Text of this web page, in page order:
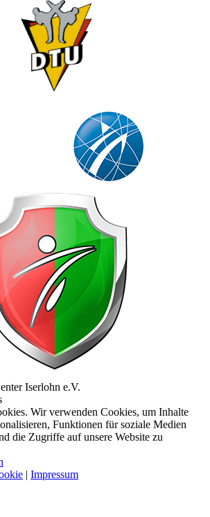
Iserlohn e.V.
Wir verwenden Cookies, um Inhalte
Funktionen für soziale Medien
die Zugriffe auf unsere Website zu
| Impressum